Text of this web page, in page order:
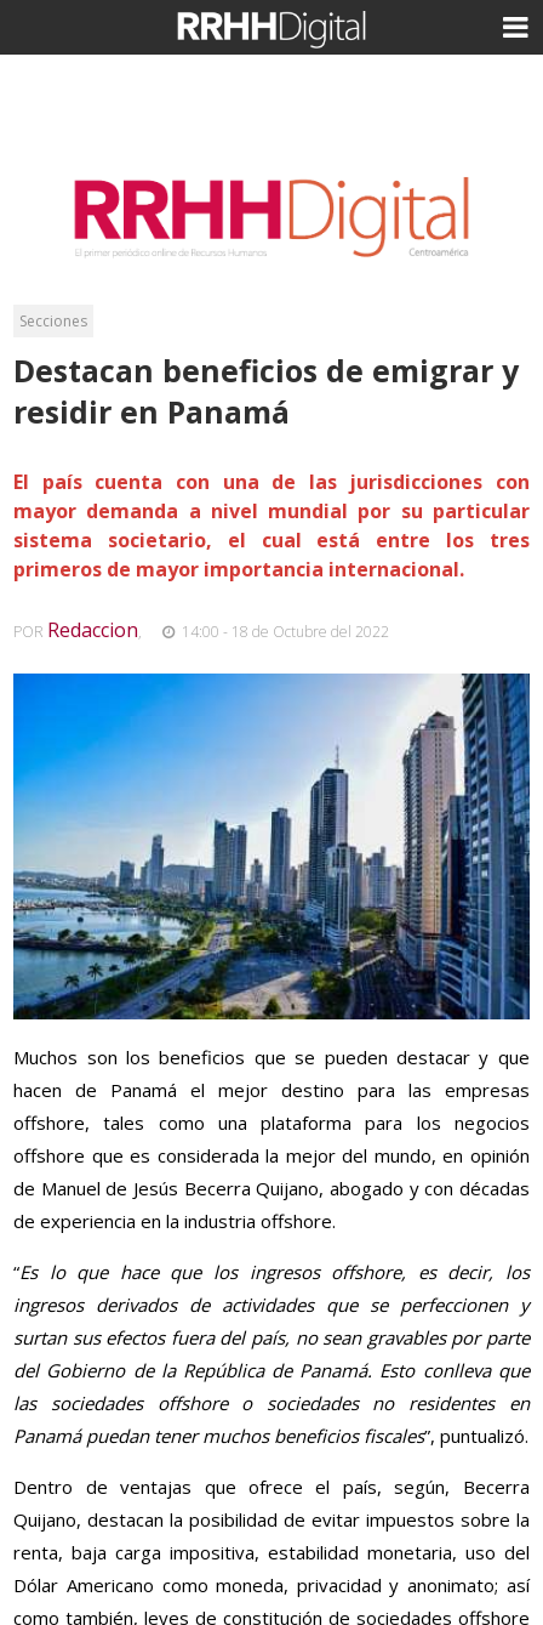
Secciones
Destacan beneficios de emigrar y
residir en Panamá
El país cuenta con una de las jurisdicciones con
mayor demanda a nivel mundial por su particular
sistema societario, el cual está entre los tres
primeros de mayor importancia internacional.
POR Redaccion, 14:00 - 18 de Octubre del 2022
Muchos son los beneficios que se pueden destacar y que
hacen de Panamá el mejor destino para las empresas
offshore, tales como una plataforma para los negocios
offshore que es considerada la mejor del mundo, en opinión
de Manuel de Jesús Becerra Quijano, abogado y con décadas
de experiencia en la industria offshore.
“Es lo que hace que los ingresos offshore, es decir, los
ingresos derivados de actividades que se perfeccionen y
surtan sus efectos fuera del país, no sean gravables por parte
del Gobierno de la República de Panamá. Esto conlleva que
las sociedades offshore o sociedades no residentes en
Panamá puedan tener muchos beneficios fiscales”, puntualizó.
Dentro de ventajas que ofrece el país, según, Becerra
Quijano, destacan la posibilidad de evitar impuestos sobre la
renta, baja carga impositiva, estabilidad monetaria, uso del
Dólar Americano como moneda, privacidad y anonimato; así
como también, leyes de constitución de sociedades offshore